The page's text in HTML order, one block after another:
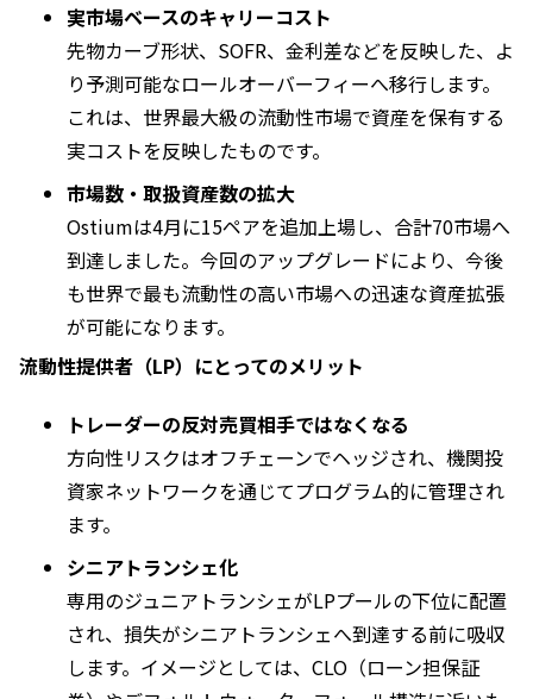
実市場ベースのキャリーコスト
先物カーブ形状、SOFR、金利差などを反映した、よ
り予測可能なロールオーバーフィーへ移行します。
これは、世界最大級の流動性市場で資産を保有する
実コストを反映したものです。
市場数・取扱資産数の拡大
Ostiumは4月に15ペアを追加上場し、合計70市場へ
到達しました。今回のアップグレードにより、今後
も世界で最も流動性の高い市場への迅速な資産拡張
が可能になります。
流動性提供者（LP）にとってのメリット
トレーダーの反対売買相手ではなくなる
方向性リスクはオフチェーンでヘッジされ、機関投
資家ネットワークを通じてプログラム的に管理され
ます。
シニアトランシェ化
専用のジュニアトランシェがLPプールの下位に配置
され、損失がシニアトランシェへ到達する前に吸収
します。イメージとしては、CLO（ローン担保証